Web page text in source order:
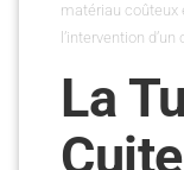
matériau coûteux
l’intervention
La
Cuite